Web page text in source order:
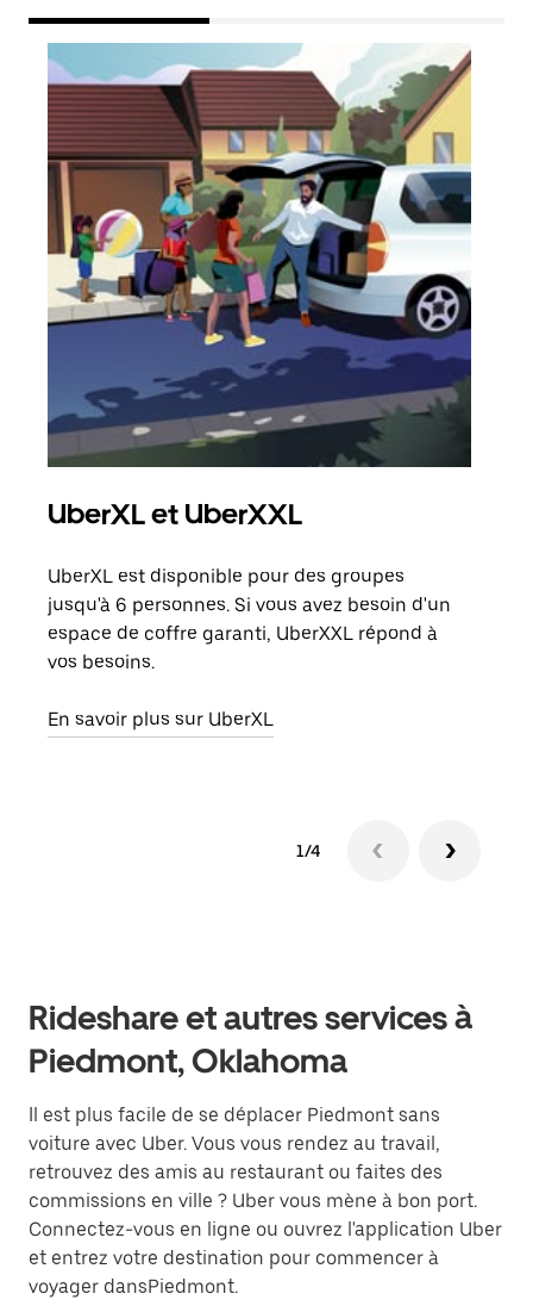
UberXL et UberXXL
UberXL est disponible pour des groupes
jusqu'à 6 personnes. Si vous avez besoin d'un
espace de coffre garanti, UberXXL répond à
vos besoins.
En savoir plus sur UberXL
1/4
Rideshare et autres services à
Piedmont, Oklahoma
Il est plus facile de se déplacer Piedmont sans
voiture avec Uber. Vous vous rendez au travail,
retrouvez des amis au restaurant ou faites des
commissions en ville ? Uber vous mène à bon port.
Connectez-vous en ligne ou ouvrez l'application Uber
et entrez votre destination pour commencer à
voyager dansPiedmont.